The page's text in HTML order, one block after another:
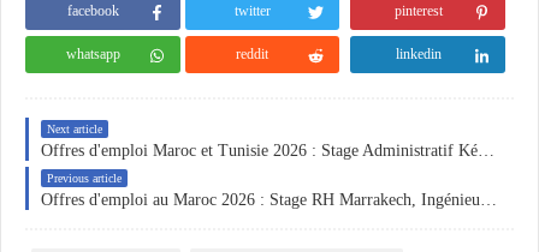
facebook twitter pinterest
whatsapp reddit linkedin
Next article
Previous article